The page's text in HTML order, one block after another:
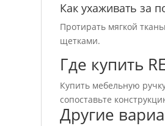
Как ухаживать за
Протирать мягкой
щетками.
Где купить
Купить мебельную
сопоставьте
Другие